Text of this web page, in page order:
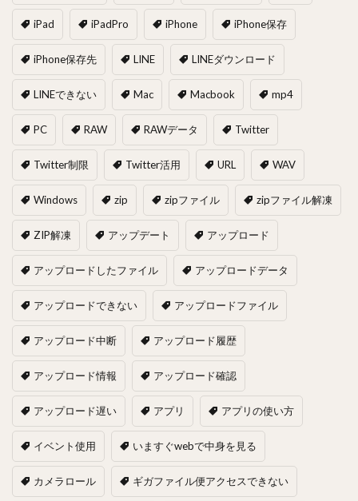
iPad iPadPro iPhone iPhone保存
iPhone保存先 LINE LINEダウンロード
LINEできない Mac Macbook mp4
PC RAW RAWデータ Twitter
Twitter制限 Twitter活用 URL WAV
Windows zip zipファイル zipファイル解凍
ZIP解凍 アップデート アップロード
アップロードしたファイル アップロードデータ
アップロードできない アップロードファイル
アップロード中断 アップロード履歴
アップロード情報 アップロード確認
アップロード遅い アプリ アプリの使い方
イベント使用 いますぐwebで中身を見る
カメラロール ギガファイル便アクセスできない